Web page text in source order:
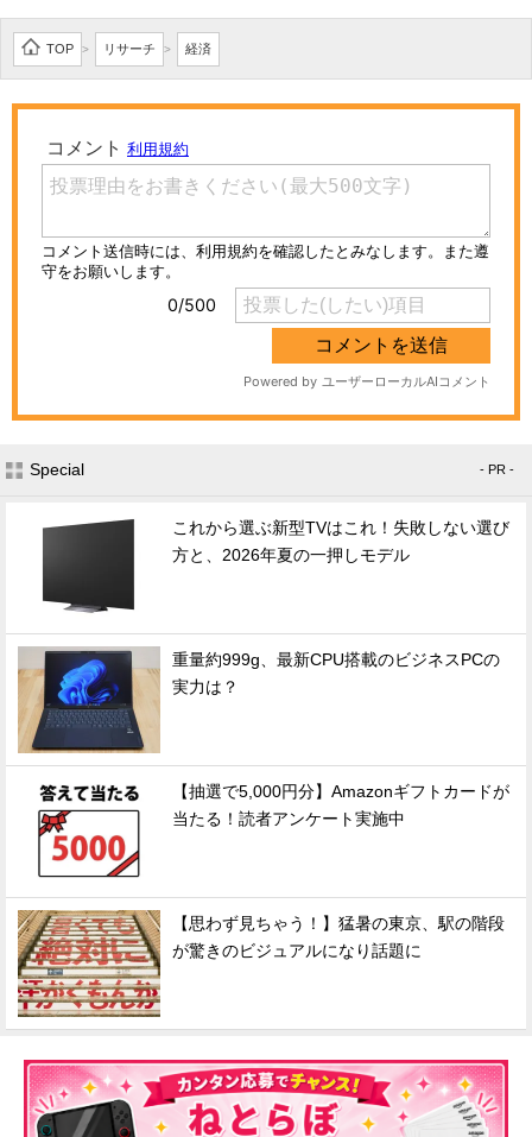
TOP > リサーチ > 経済
Special - PR -
これから選ぶ新型TVはこれ！失敗しない選び
方と、2026年夏の一押しモデル
重量約999g、最新CPU搭載のビジネスPCの
実力は？
【抽選で5,000円分】Amazonギフトカードが
当たる！読者アンケート実施中
【思わず見ちゃう！】猛暑の東京、駅の階段
が驚きのビジュアルになり話題に